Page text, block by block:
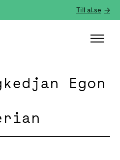
Till al.se
Egon